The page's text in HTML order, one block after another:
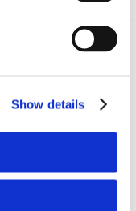
Show details